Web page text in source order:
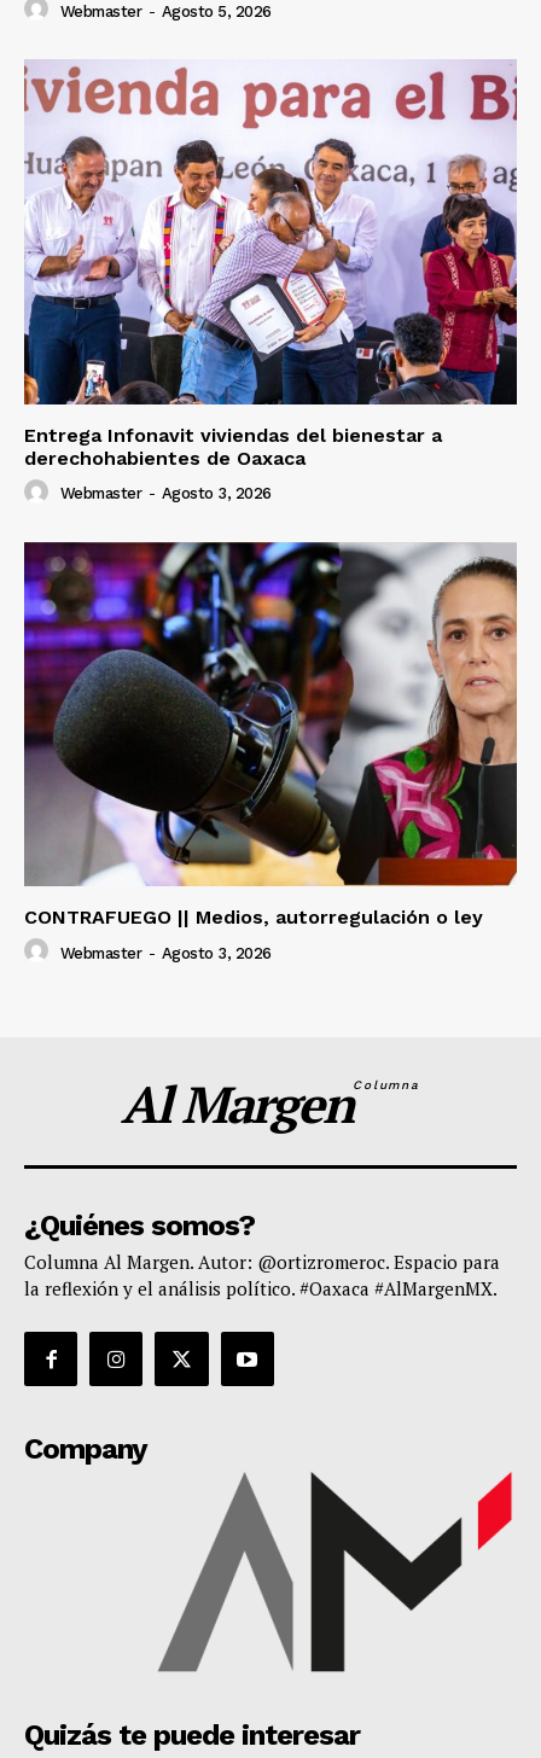
Webmaster - Agosto 5, 2026
Entrega Infonavit viviendas del bienestar a
derechohabientes de Oaxaca
Webmaster - Agosto 3, 2026
CONTRAFUEGO || Medios, autorregulación o ley
Webmaster - Agosto 3, 2026
Al MargenColumna
¿Quiénes somos?
Columna Al Margen. Autor: @ortizromeroc. Espacio para
la reflexión y el análisis político. #Oaxaca #AlMargenMX.
Company
Quizás te puede interesar